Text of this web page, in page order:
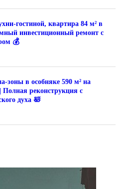
гостиной, квартира 84 м² в
инвестиционный ремонт с
💰
зоны в особняке 590 м² на
Полная реконструкция с
духа 🛀